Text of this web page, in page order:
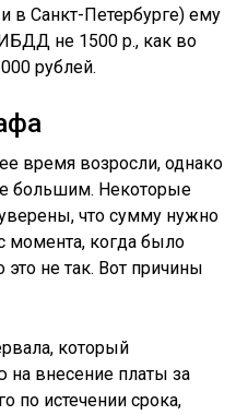
в Санкт-Петербурге) ему
не 1500 р., как во
рублей.
время возросли, однако
большим. Некоторые
что сумму нужно
момента, когда было
это не так. Вот причины
который
на внесение платы за
по истечении срока,